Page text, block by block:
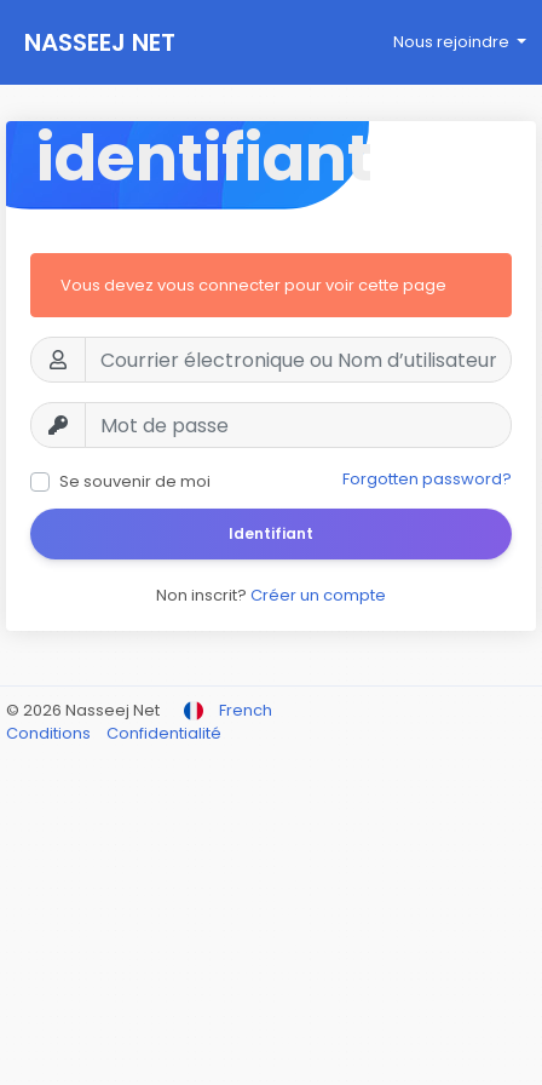
NASSEEJ NET Nous rejoindre
identifiant
Vous devez vous connecter pour voir cette page
Se souvenir de moi Forgotten password?
Identifiant
Non inscrit? Créer un compte
© 2026 Nasseej Net
French
Conditions
Confidentialité